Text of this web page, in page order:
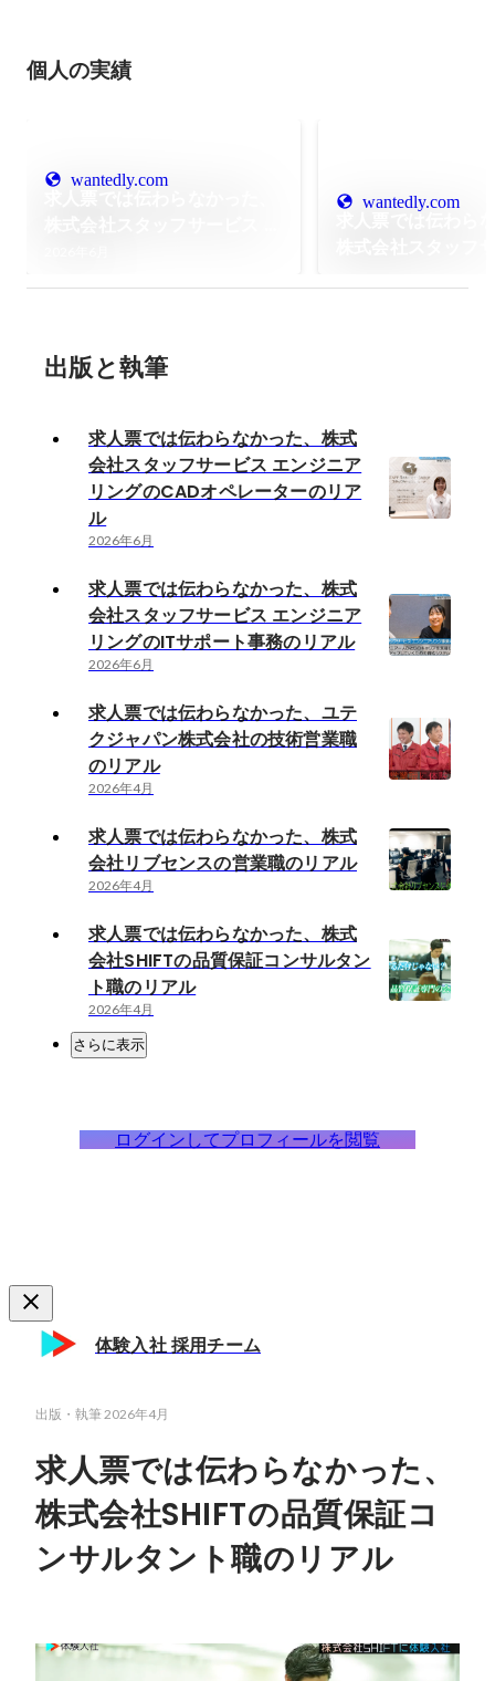
個人の実績
wantedly.com
wantedly.com
出版と執筆
求人票では伝わらなかった、株式
会社スタッフサービス エンジニア
リングのCADオペレーターのリア
ル
2026年6月
求人票では伝わらなかった、株式
会社スタッフサービス エンジニア
リングのITサポート事務のリアル
2026年6月
求人票では伝わらなかった、ユテ
クジャパン株式会社の技術営業職
のリアル
2026年4月
求人票では伝わらなかった、株式
会社リブセンスの営業職のリアル
2026年4月
求人票では伝わらなかった、株式
会社SHIFTの品質保証コンサルタン
ト職のリアル
2026年4月
さらに表示
ログインしてプロフィールを閲覧
体験入社 採用チーム
出版・執筆2026年4月
求人票では伝わらなかった、
株式会社SHIFTの品質保証コ
ンサルタント職のリアル